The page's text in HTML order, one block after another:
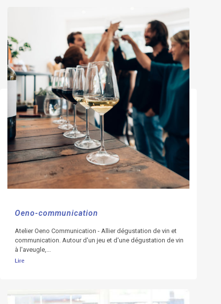
Oeno-communication
Atelier Oeno Communication - Allier dégustation de vin et
communication. Autour d'un jeu et d'une dégustation de vin
à l'aveugle,...
Lire